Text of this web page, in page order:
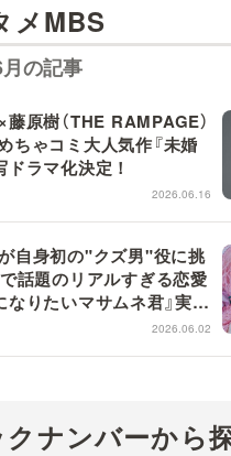
こるかホンマにわからん！？「
明石家電視台に、エエ話はい
メMBS
の記事
原樹（THE RAMPAGE）
ちゃコミ大人気作『未婚
ドラマ化決定！
2026.06.16
自身初の"クズ男"役に挑
話題のリアルすぎる恋愛
なりたいマサムネ君』実写
定【7月7日放送スタート】
2026.06.02
ナンバーから